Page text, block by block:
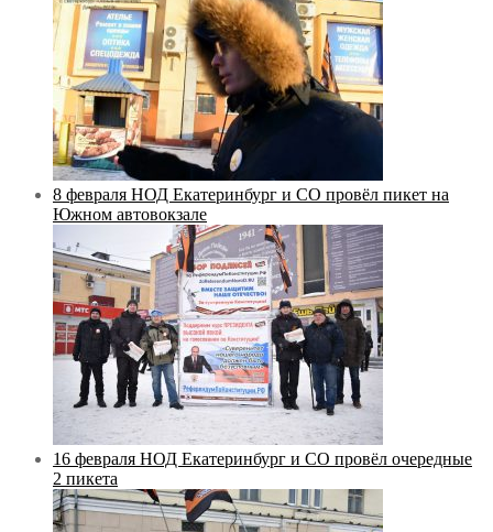
8 февраля НОД Екатеринбург и СО провёл пикет на
Южном автовокзале
16 февраля НОД Екатеринбург и СО провёл очередные
2 пикета